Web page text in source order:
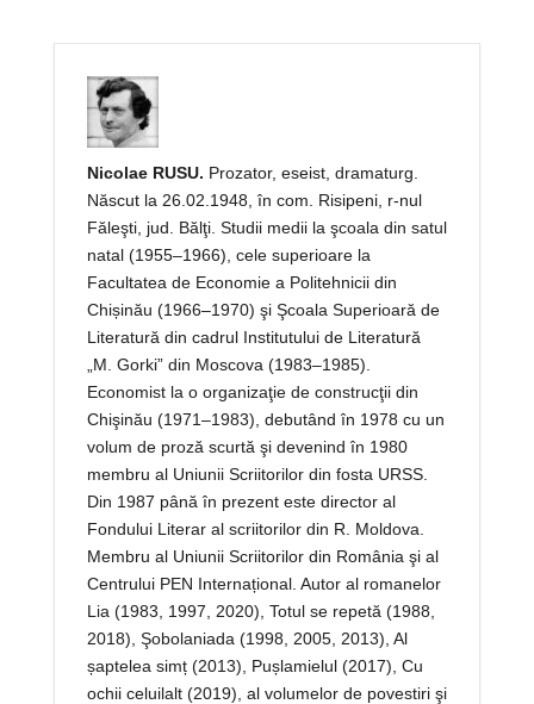
Nicolae RUSU. Prozator, eseist, dramaturg.
Născut la 26.02.1948, în com. Risipeni, r-nul
Făleşti, jud. Bălţi. Studii medii la şcoala din satul
natal (1955–1966), cele superioare la
Facultatea de Economie a Politehnicii din
Chișinău (1966–1970) şi Şcoala Superioară de
Literatură din cadrul Institutului de Literatură
„M. Gorki” din Moscova (1983–1985).
Economist la o organizaţie de construcţii din
Chişinău (1971–1983), debutând în 1978 cu un
volum de proză scurtă şi devenind în 1980
membru al Uniunii Scriitorilor din fosta URSS.
Din 1987 până în prezent este director al
Fondului Literar al scriitorilor din R. Moldova.
Membru al Uniunii Scriitorilor din România şi al
Centrului PEN Internațional. Autor al romanelor
Lia (1983, 1997, 2020), Totul se repetă (1988,
2018), Şobolaniada (1998, 2005, 2013), Al
șaptelea simț (2013), Pușlamielul (2017), Cu
ochii celuilalt (2019), al volumelor de povestiri şi